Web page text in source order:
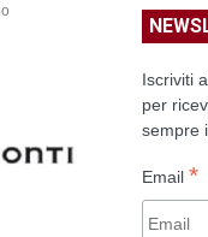
Iscriviti
per
sempre
Email *